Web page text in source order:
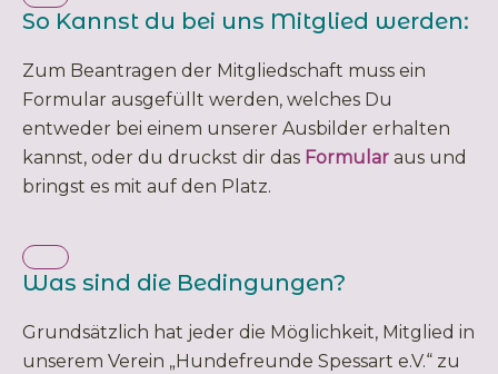
So Kannst du bei uns Mitglied werden:
Zum Beantragen der Mitgliedschaft muss ein
Formular ausgefüllt werden, welches Du
entweder bei einem unserer Ausbilder erhalten
kannst, oder du druckst dir das Formular aus und
bringst es mit auf den Platz.
Was sind die Bedingungen?
Grundsätzlich hat jeder die Möglichkeit, Mitglied in
unserem Verein „Hundefreunde Spessart e.V.“ zu